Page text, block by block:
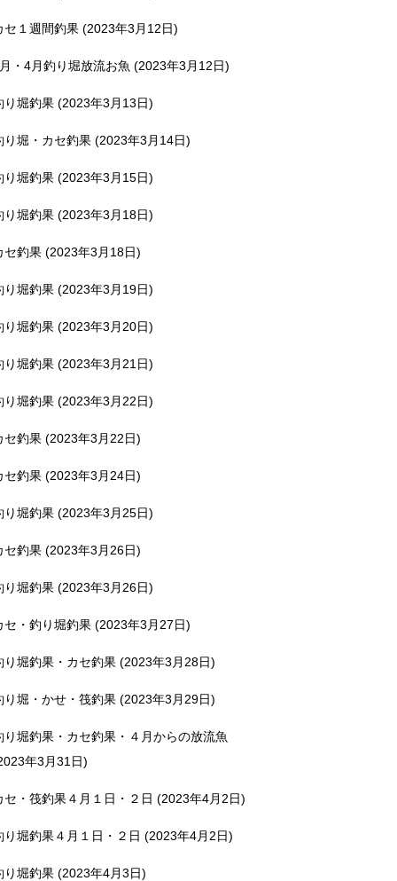
セ１週間釣果 (2023年3月12日)
・4月釣り堀放流お魚 (2023年3月12日)
り堀釣果 (2023年3月13日)
り堀・カセ釣果 (2023年3月14日)
り堀釣果 (2023年3月15日)
り堀釣果 (2023年3月18日)
セ釣果 (2023年3月18日)
り堀釣果 (2023年3月19日)
り堀釣果 (2023年3月20日)
り堀釣果 (2023年3月21日)
り堀釣果 (2023年3月22日)
セ釣果 (2023年3月22日)
セ釣果 (2023年3月24日)
り堀釣果 (2023年3月25日)
セ釣果 (2023年3月26日)
り堀釣果 (2023年3月26日)
セ・釣り堀釣果 (2023年3月27日)
り堀釣果・カセ釣果 (2023年3月28日)
り堀・かせ・筏釣果 (2023年3月29日)
り堀釣果・カセ釣果・４月からの放流魚
年3月31日)
セ・筏釣果４月１日・２日 (2023年4月2日)
り堀釣果４月１日・２日 (2023年4月2日)
り堀釣果 (2023年4月3日)